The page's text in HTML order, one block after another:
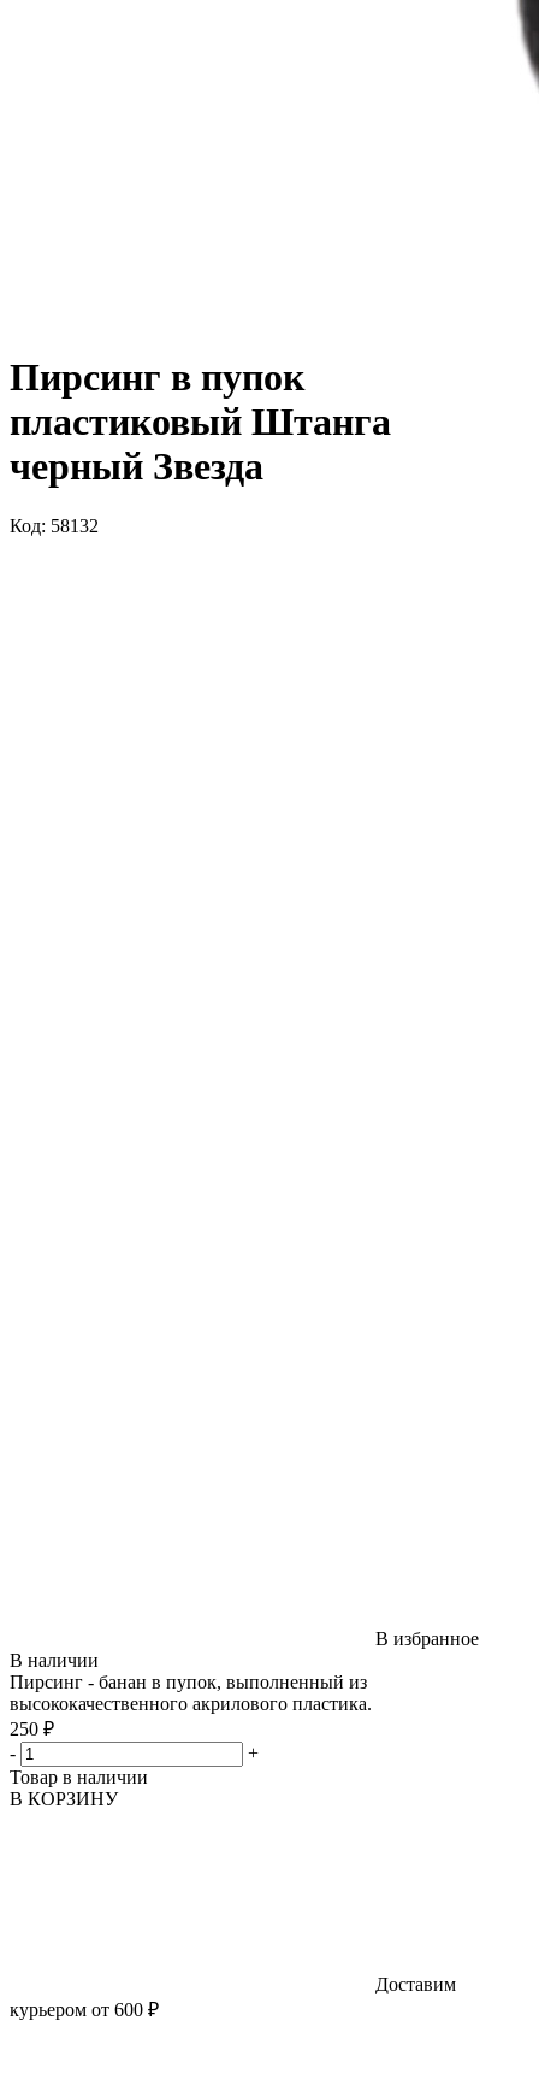
Пирсинг в пупок
пластиковый Штанга
черный Звезда
Код: 58132
В избранное
В наличии
Пирсинг - банан в пупок, выполненный из
высококачественного акрилового пластика.
250 ₽
-
+
Товар в наличии
В КОРЗИНУ
Доставим
курьером от 600 ₽